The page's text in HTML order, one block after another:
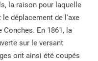
la raison pour laquelle
déplacement de l'axe
En 1861, la
sur le versant
ont ainsi été coupés